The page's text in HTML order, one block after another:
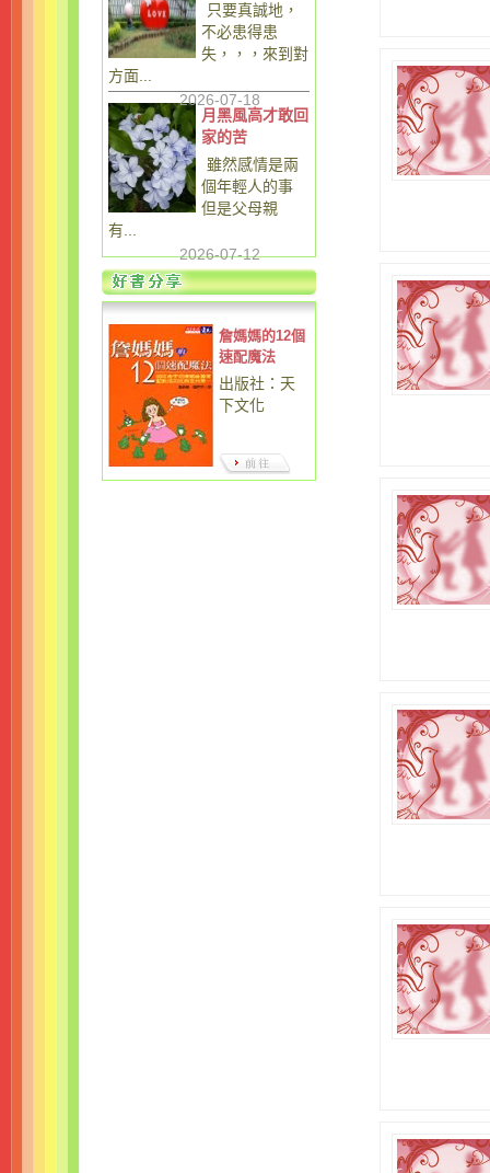
只要真誠地，
不必患得患
失，，，來到對
方面...
2026-07-18
月黑風高才敢回
家的苦
雖然感情是兩
個年輕人的事
但是父母親
有...
2026-07-12
詹媽媽的12個
速配魔法
出版社：天
下文化